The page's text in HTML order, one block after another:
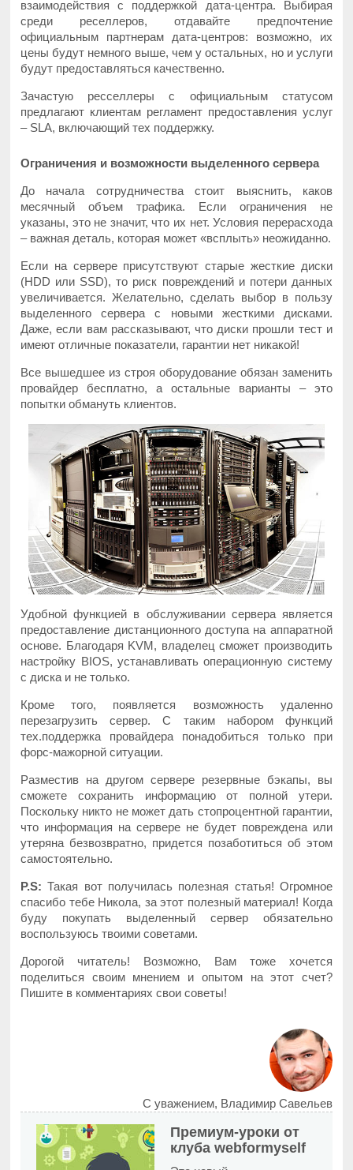
взаимодействия с поддержкой дата-центра. Выбирая
среди реселлеров, отдавайте предпочтение
официальным партнерам дата-центров: возможно, их
цены будут немного выше, чем у остальных, но и услуги
будут предоставляться качественно.
Зачастую ресселлеры с официальным статусом
предлагают клиентам регламент предоставления услуг
– SLA, включающий тех поддержку.
Ограничения и возможности выделенного сервера
До начала сотрудничества стоит выяснить, каков
месячный объем трафика. Если ограничения не
указаны, это не значит, что их нет. Условия перерасхода
– важная деталь, которая может «всплыть» неожиданно.
Если на сервере присутствуют старые жесткие диски
(HDD или SSD), то риск повреждений и потери данных
увеличивается. Желательно, сделать выбор в пользу
выделенного сервера с новыми жесткими дисками.
Даже, если вам рассказывают, что диски прошли тест и
имеют отличные показатели, гарантии нет никакой!
Все вышедшее из строя оборудование обязан заменить
провайдер бесплатно, а остальные варианты – это
попытки обмануть клиентов.
Удобной функцией в обслуживании сервера является
предоставление дистанционного доступа на аппаратной
основе. Благодаря KVM, владелец сможет производить
настройку BIOS, устанавливать операционную систему
с диска и не только.
Кроме того, появляется возможность удаленно
перезагрузить сервер. С таким набором функций
тех.поддержка провайдера понадобиться только при
форс-мажорной ситуации.
Разместив на другом сервере резервные бэкапы, вы
сможете сохранить информацию от полной утери.
Поскольку никто не может дать стопроцентной гарантии,
что информация на сервере не будет повреждена или
утеряна безвозвратно, придется позаботиться об этом
самостоятельно.
P.S: Такая вот получилась полезная статья! Огромное
спасибо тебе Никола, за этот полезный материал! Когда
буду покупать выделенный сервер обязательно
воспользуюсь твоими советами.
Дорогой читатель! Возможно, Вам тоже хочется
поделиться своим мнением и опытом на этот счет?
Пишите в комментариях свои советы!
С уважением, Владимир Савельев
Премиум-уроки от
клуба webformyself